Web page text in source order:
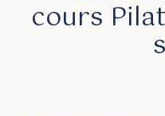
cours